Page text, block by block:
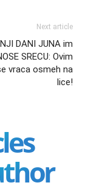
Next article
DANI JUNA im
SRECU: Ovim
vraca osmeh na
lice!